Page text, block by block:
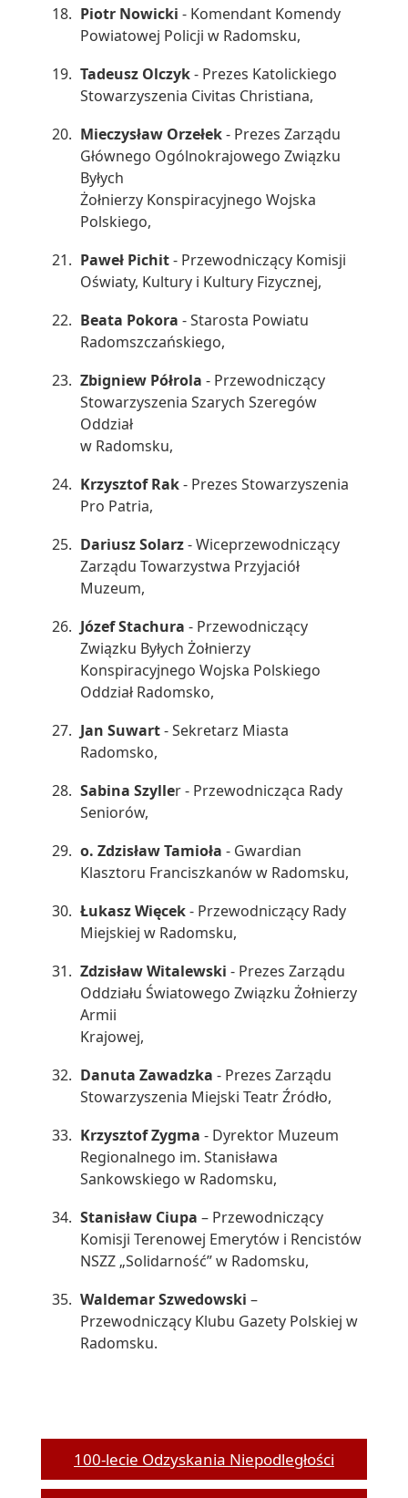
Piotr Nowicki - Komendant Komendy
Powiatowej Policji w Radomsku,
Tadeusz Olczyk- Prezes Katolickiego
Stowarzyszenia Civitas Christiana,
Mieczysław Orzełek- Prezes Zarządu
Głównego Ogólnokrajowego Związku
Byłych
Żołnierzy Konspiracyjnego Wojska
Polskiego,
Paweł Pichit- Przewodniczący Komisji
Oświaty, Kultury i Kultury Fizycznej,
Beata Pokora - Starosta Powiatu
Radomszczańskiego,
Zbigniew Półrola - Przewodniczący
Stowarzyszenia Szarych Szeregów
Oddział
w Radomsku,
Krzysztof Rak- Prezes Stowarzyszenia
Pro Patria,
Dariusz Solarz- Wiceprzewodniczący
Zarządu Towarzystwa Przyjaciół
Muzeum,
Józef Stachura - Przewodniczący
Związku Byłych Żołnierzy
Konspiracyjnego Wojska Polskiego
Oddział Radomsko,
Jan Suwart- Sekretarz Miasta
Radomsko,
Sabina Szyller - Przewodnicząca Rady
Seniorów,
o. Zdzisław Tamioła - Gwardian
Klasztoru Franciszkanów w Radomsku,
Łukasz Więcek- Przewodniczący Rady
Miejskiej w Radomsku,
Zdzisław Witalewski - Prezes Zarządu
Oddziału Światowego Związku Żołnierzy
Armii
Krajowej,
Danuta Zawadzka - Prezes Zarządu
Stowarzyszenia Miejski Teatr Źródło,
Krzysztof Zygma - Dyrektor Muzeum
Regionalnego im. Stanisława
Sankowskiego w Radomsku,
Stanisław Ciupa – Przewodniczący
Komisji Terenowej Emerytów i Rencistów
NSZZ „Solidarność” w Radomsku,
Waldemar Szwedowski –
Przewodniczący Klubu Gazety Polskiej w
Radomsku.
100-lecie Odzyskania Niepodległości